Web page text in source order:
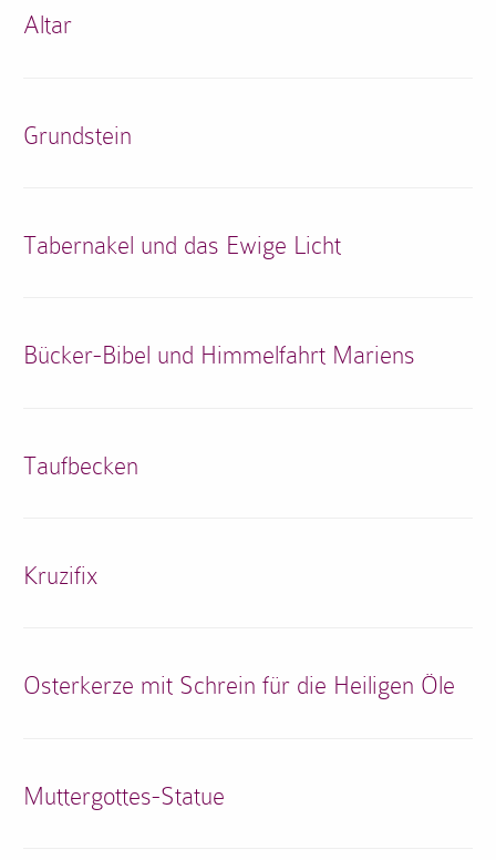
Altar
Grundstein
Tabernakel und das Ewige Licht
Bücker-Bibel und Himmelfahrt Mariens
Taufbecken
Kruzifix
Osterkerze mit Schrein für die Heiligen Öle
Muttergottes-Statue